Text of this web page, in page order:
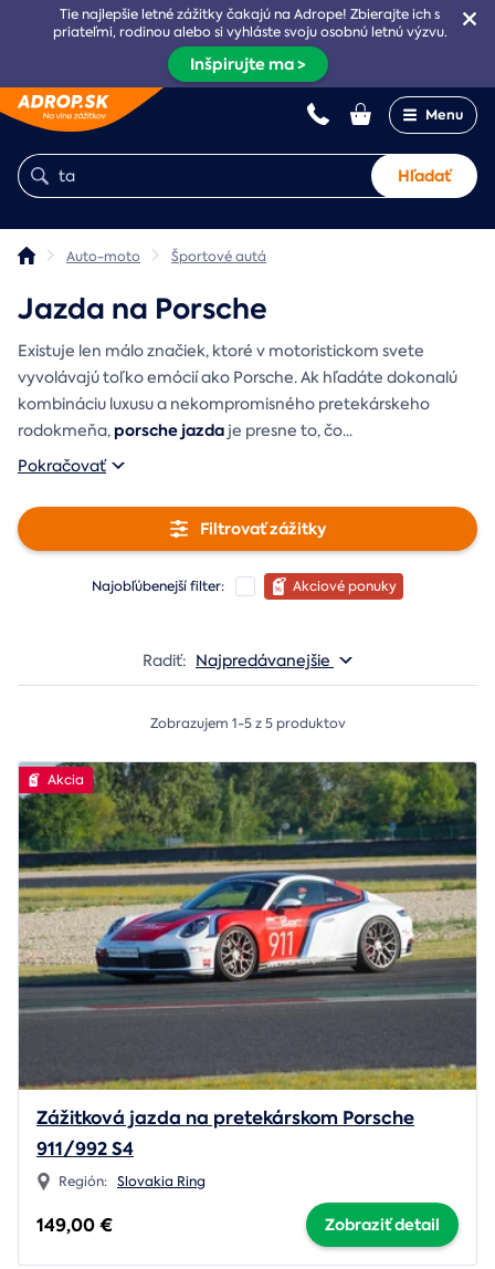
Tie najlepšie letné zážitky čakajú na Adrope! Zbierajte ich s
priateľmi, rodinou alebo si vyhláste svoju osobnú letnú výzvu.
Inšpirujte ma >
Menu
Hľadať
Auto-moto Športové autá
Jazda na Porsche
Existuje len málo značiek, ktoré v motoristickom svete
vyvolávajú toľko emócií ako Porsche. Ak hľadáte dokonalú
kombináciu luxusu a nekompromisného pretekárskeho
rodokmeňa,porsche jazda je presne to, čo...
Pokračovať
Filtrovať zážitky
Najobľúbenejší filter: Akciové ponuky
Radiť: Najpredávanejšie
Zobrazujem 1-5 z 5 produktov
Akcia
Zážitková jazda na pretekárskom Porsche
911/992 S4
Región: Slovakia Ring
149,00 € Zobraziť detail